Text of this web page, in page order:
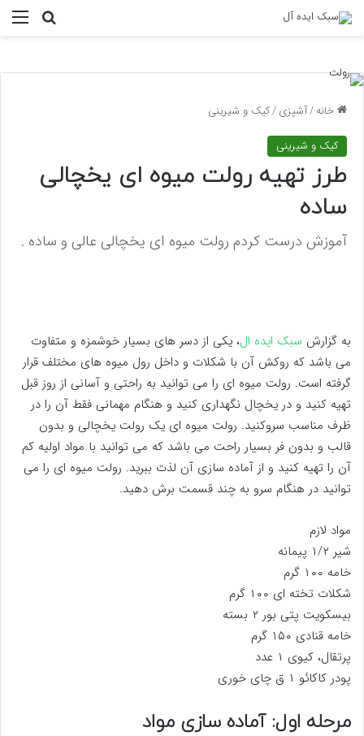
خانه/آشپزی/کیک و شیرینی
کیک و شیرینی
طرز تهیه رولت میوه ای یخچالی
ساده
آموزش درست کردم رولت میوه ای یخچالی عالی و ساده .
به گزارش سبک ایده ال، یکی از دسر های بسیار خوشمزه و متفاوت
می باشد که روکش آن با شکلات و داخل رول میوه های مختلف قرار
گرفته است. رولت میوه ای را می توانید به راحتی و آسانی از روز قبل
تهیه کنید و در یخچال نگهداری کنید و هنگام مهمانی فقط آن را در
ظرف مناسب سروکنید. رولت میوه ای یک رولت یخچالی و بدون
قالب و بدون فر بسیار راحت می باشد که می توانید با مواد اولیه کم
آن را تهیه کنید و از آماده سازی آن لذت ببرید. رولت میوه ای را می
توانید در هنگام سرو به چند قسمت برش دهید.
مواد لازم
شیر ۱/۲ پیمانه
خامه ۱۰۰ گرم
شکلات تخته ای ۱۰۰ گرم
بیسکویت پتی بور ۲ بسته
خامه قنادی ۱۵۰ گرم
پرتقال، کیوی ۱ عدد
پودر کاکائو ۱ ق چای خوری
مرحله اول: آماده سازی مواد